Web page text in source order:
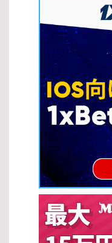
主流です。 このように、
で、自分に最適なスロッ
ゲームもチェックしなが
楽しみましょう。 スロッ
ットの種類をプレイする
が重要です。適切な戦略
効率よく楽しむことがで
ト戦略は、最大ベットを
うプレイ方法です。特に
のみジャックポット獲得
がある スピンごとの緊張
の多様性 現代のスロット
特徴で、ゲーム体験をよ
だけでなく、自分の好み
ことができます。 映画や
視覚的に優れたグラフィ
入感が高い このように、
ント性を兼ね備えており
さらに充実したプレイ体
法 スロットの攻略法を実
り戦略的に勝率を高める
から上級者まで活用でき
す。 ベット額の最適化
を設定することです。資
定したプレイを続けるこ
ないベット額を設定する
ールする 一時的な勝敗に
す。適切なスロットを選
す。 RTP（還元率）が高
ボーナス機能が充実した
ルに合ったテーマを選ぶ